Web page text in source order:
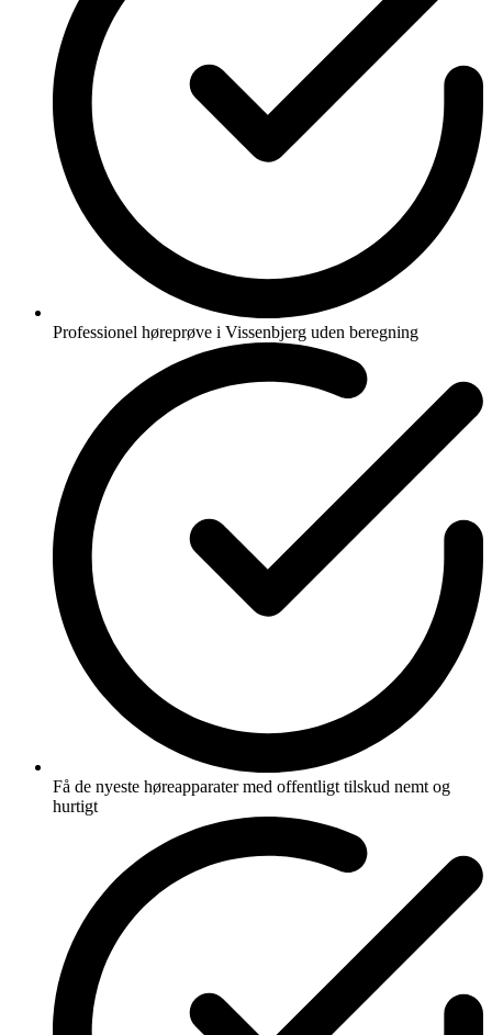
Professionel høreprøve i Vissenbjerg uden beregning
Få de nyeste høreapparater med offentligt tilskud nemt og
hurtigt